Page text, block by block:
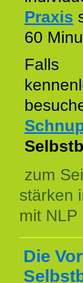
Praxis
60
zum
stärken
mit NLP
Die